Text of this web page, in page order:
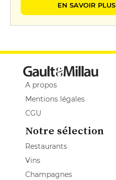
EN SAVOIR PLUS
A propos
Mentions légales
CGU
Notre sélection
Restaurants
Vins
Champagnes